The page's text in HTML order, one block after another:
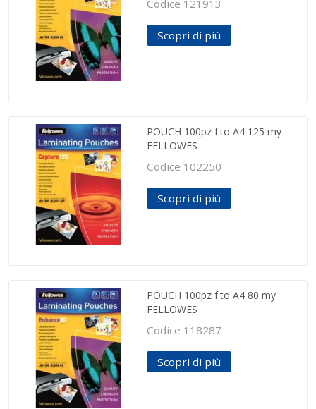
Codice 121913
Scopri di più
POUCH 100pz f.to A4 125 my
FELLOWES
Codice 102250
Scopri di più
POUCH 100pz f.to A4 80 my
FELLOWES
Codice 118287
Scopri di più